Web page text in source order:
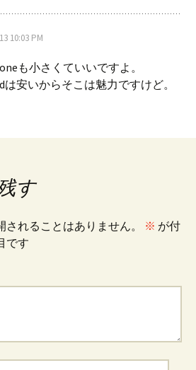
10:03 PM
も小さくていいですよ。
は安いからそこは魅力ですけど。
す
れることはありません。 ※ が付
です